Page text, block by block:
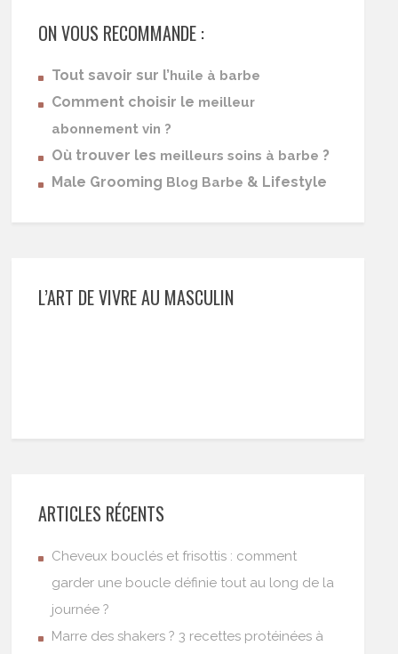
ON VOUS RECOMMANDE :
Tout savoir sur l’huile à barbe
Comment choisir le meilleur
abonnement vin ?
Où trouver les meilleurs soins à barbe ?
Male Grooming Blog Barbe & Lifestyle
L’ART DE VIVRE AU MASCULIN
ARTICLES RÉCENTS
Cheveux bouclés et frisottis : comment
garder une boucle définie tout au long de la
journée ?
Marre des shakers ? 3 recettes protéinées à